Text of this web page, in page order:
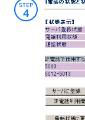
STEP
4